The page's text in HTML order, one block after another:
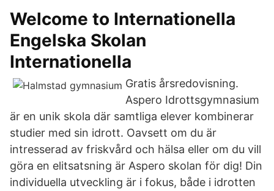
Welcome to Internationella
Engelska Skolan
Internationella
Gratis årsredovisning.
Aspero Idrottsgymnasium
är en unik skola där samtliga elever kombinerar
studier med sin idrott. Oavsett om du är
intresserad av friskvård och hälsa eller om du vill
göra en elitsatsning är Aspero skolan för dig! Din
individuella utveckling är i fokus, både i idrotten